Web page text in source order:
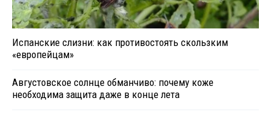
Испанские слизни: как противостоять скользким
«европейцам»
Августовское солнце обманчиво: почему коже
необходима защита даже в конце лета